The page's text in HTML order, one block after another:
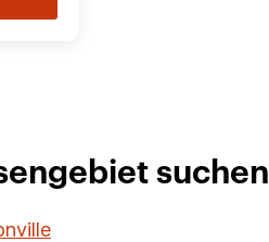
suchen